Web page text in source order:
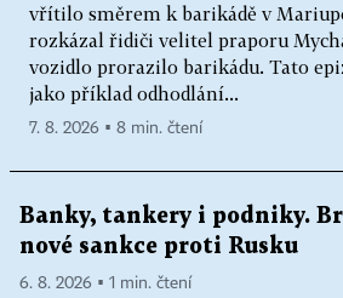
vřítilo směrem k barikádě v
rozkázal řidiči velitel praporu
vozidlo prorazilo barikádu. Tato
jako příklad odhodlání...
7. 8. 2026 ▪ 8 min. čtení
Banky, tankery i podniky.
nové sankce proti Rusku
6. 8. 2026 ▪ 1 min. čtení